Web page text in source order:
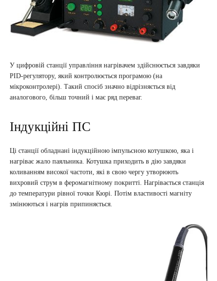
У цифровій станції управління нагрівачем здійснюється завдяки
PID-регулятору, який контролюється програмою (на
мікроконтролері). Такий спосіб значно відрізняється від
аналогового, більш точний і має ряд переваг.
Індукційні ПС
Ці станції обладнані індукційною імпульсною котушкою, яка і
нагріває жало паяльника. Котушка приходить в дію завдяки
коливанням високої частоти, які в свою чергу утворюють
вихровий струм в феромагнітному покритті. Нагрівається станція
до температури рівної точки Кюрі. Потім властивості магніту
змінюються і нагрів припиняється.